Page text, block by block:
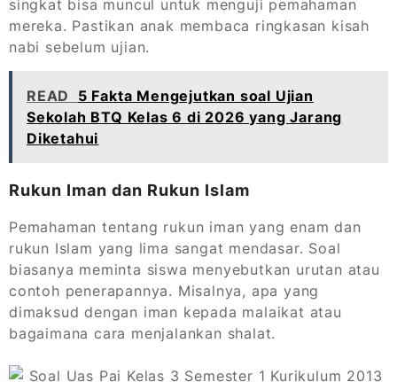
singkat bisa muncul untuk menguji pemahaman
mereka. Pastikan anak membaca ringkasan kisah
nabi sebelum ujian.
READ
5 Fakta Mengejutkan soal Ujian
Sekolah BTQ Kelas 6 di 2026 yang Jarang
Diketahui
Rukun Iman dan Rukun Islam
Pemahaman tentang rukun iman yang enam dan
rukun Islam yang lima sangat mendasar. Soal
biasanya meminta siswa menyebutkan urutan atau
contoh penerapannya. Misalnya, apa yang
dimaksud dengan iman kepada malaikat atau
bagaimana cara menjalankan shalat.